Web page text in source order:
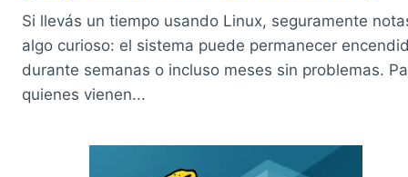
Si llevás un tiempo usando Linux, seguramente
algo curioso: el sistema puede permanecer
durante semanas o incluso meses sin problemas.
quienes vienen...